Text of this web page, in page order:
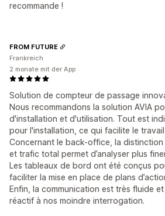
recommande !
Solution de compteur de passage
Nous recommandons la solution AVIA
d'installation et d'utilisation. Tout est
pour l'installation, ce qui facilite le
Concernant le back-office, la distinction
et trafic total permet d’analyser plus
Les tableaux de bord ont été conçus
faciliter la mise en place de plans
Enfin, la communication est très fluide
réactif à nos moindre interrogation.
FROM FUTURE
Frankreich
2 monate mit der App